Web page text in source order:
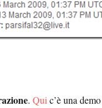
. Qui c’è una